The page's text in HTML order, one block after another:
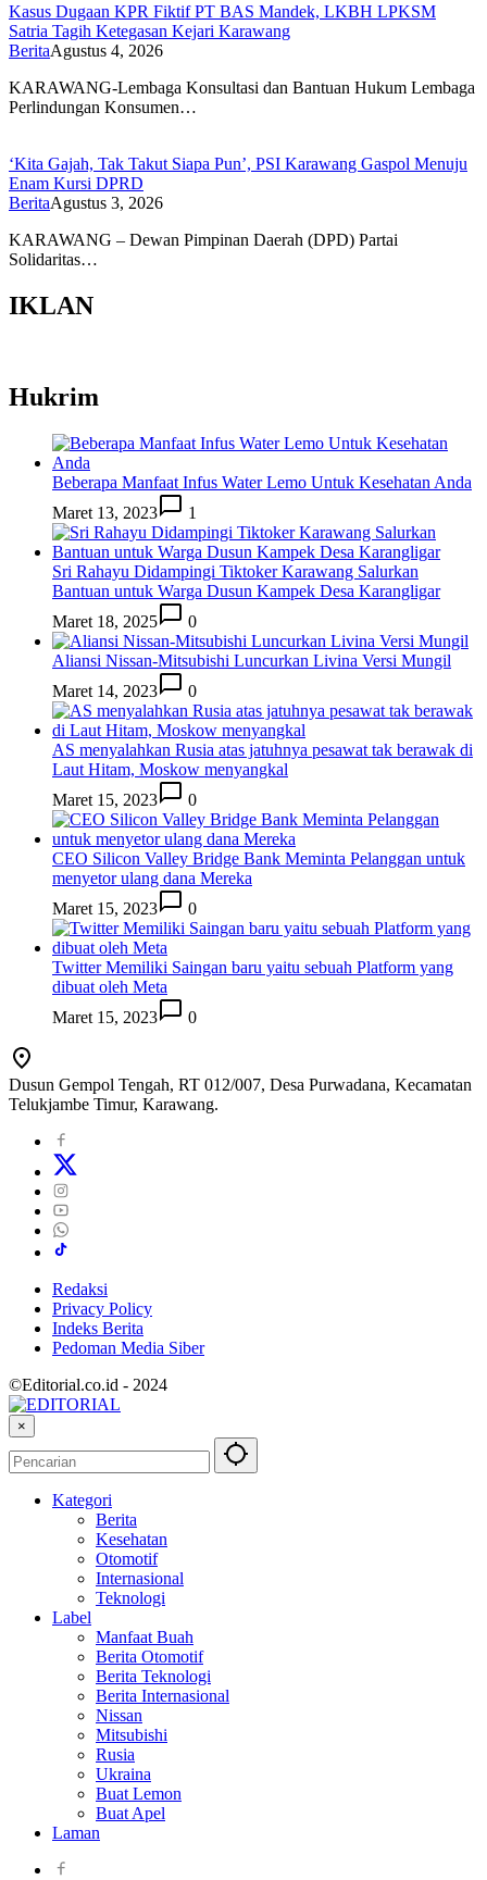
Kasus Dugaan KPR Fiktif PT BAS Mandek, LKBH LPKSM
Satria Tagih Ketegasan Kejari Karawang
BeritaAgustus 4, 2026
KARAWANG-Lembaga Konsultasi dan Bantuan Hukum Lembaga
Perlindungan Konsumen…
‘Kita Gajah, Tak Takut Siapa Pun’, PSI Karawang Gaspol Menuju
Enam Kursi DPRD
BeritaAgustus 3, 2026
KARAWANG – Dewan Pimpinan Daerah (DPD) Partai
Solidaritas…
IKLAN
Hukrim
Beberapa Manfaat Infus Water Lemo Untuk Kesehatan Anda
Maret 13, 2023
1
Sri Rahayu Didampingi Tiktoker Karawang Salurkan
Bantuan untuk Warga Dusun Kampek Desa Karangligar
Maret 18, 2025
0
Aliansi Nissan-Mitsubishi Luncurkan Livina Versi Mungil
Maret 14, 2023
0
AS menyalahkan Rusia atas jatuhnya pesawat tak berawak di
Laut Hitam, Moskow menyangkal
Maret 15, 2023
0
CEO Silicon Valley Bridge Bank Meminta Pelanggan untuk
menyetor ulang dana Mereka
Maret 15, 2023
0
Twitter Memiliki Saingan baru yaitu sebuah Platform yang
dibuat oleh Meta
Maret 15, 2023
0
Dusun Gempol Tengah, RT 012/007, Desa Purwadana, Kecamatan
Telukjambe Timur, Karawang.
Redaksi
Privacy Policy
Indeks Berita
Pedoman Media Siber
©Editorial.co.id - 2024
×
Kategori
Berita
Kesehatan
Otomotif
Internasional
Teknologi
Label
Manfaat Buah
Berita Otomotif
Berita Teknologi
Berita Internasional
Nissan
Mitsubishi
Rusia
Ukraina
Buat Lemon
Buat Apel
Laman